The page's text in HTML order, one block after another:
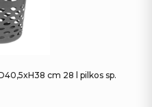
cm 28 l pilkos sp.